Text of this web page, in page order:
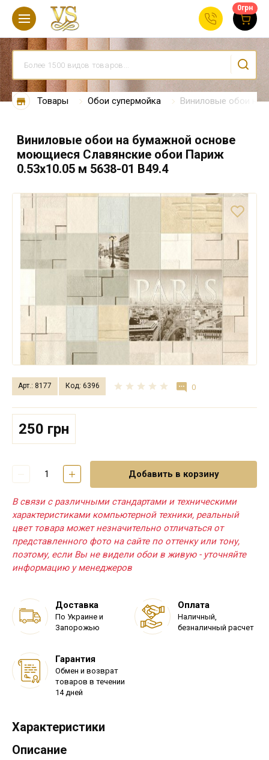
0грн
Товары Обои супермойка Виниловые обои на
Виниловые обои на бумажной основе
моющиеся Славянские обои Париж
0.53х10.05 м 5638-01 В49.4
Арт.: 8177 Код: 6396 0
250 грн
Добавить в корзину
В связи с различными стандартами и техническими
характеристиками компьютерной техники, реальный
цвет товара может незначительно отличаться от
представленного фото на сайте по оттенку или тону,
поэтому, если Вы не видели обои в живую - уточняйте
информацию у менеджеров
Доставка
По Украине и
Запорожью
Оплата
Наличный,
безналичный расчет
Гарантия
Обмен и возврат
товаров в течении
14 дней
Характеристики
Описание